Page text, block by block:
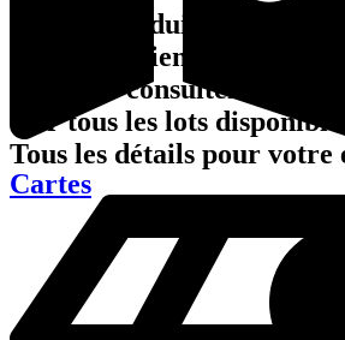
Cartes
Plus de produits que
donc deux liens pour
temps de consulter
voir tous les lots
Tous les détails pour votre